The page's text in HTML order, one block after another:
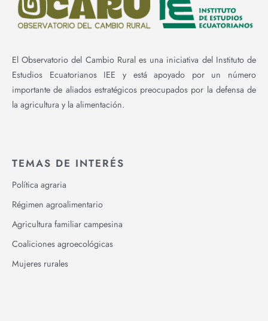
El Observatorio del Cambio Rural es una iniciativa del Instituto de
Estudios Ecuatorianos IEE y está apoyado por un número
importante de aliados estratégicos preocupados por la defensa de
la agricultura y la alimentación.
TEMAS DE INTERÉS
Política agraria
Régimen agroalimentario
Agricultura familiar campesina
Coaliciones agroecológicas
Mujeres rurales